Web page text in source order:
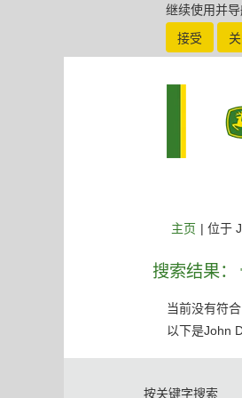
继续使用并
接受
主页 | 位于
搜索结果：
当前没有符
以下是John
按关键字搜索